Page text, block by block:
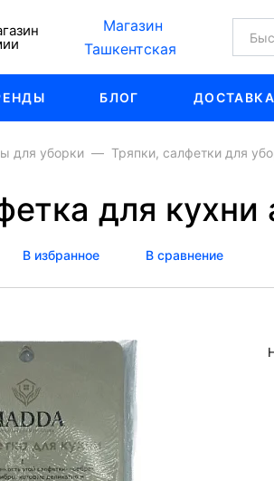
Магазин
Ташкентская
БЛОГ
для уборки Тряпки, салфетки для
для кухни
В избранное В сравнение